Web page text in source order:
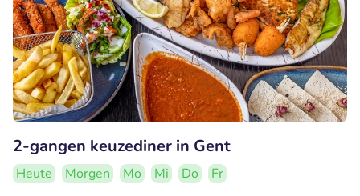
2-gangen keuzediner in Gent
Heute Morgen Mo Mi Do
Fr